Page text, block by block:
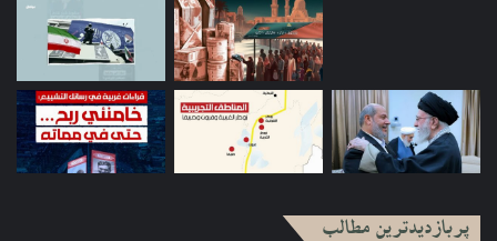
پربازدیدترین مطالب